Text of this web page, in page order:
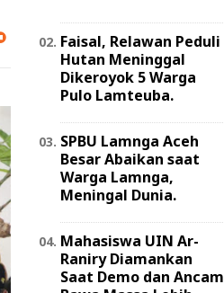
Faisal, Relawan Peduli
Hutan Meninggal
Dikeroyok 5 Warga
Pulo Lamteuba.
SPBU Lamnga Aceh
Besar Abaikan saat
Warga Lamnga,
Meningal Dunia.
Mahasiswa UIN Ar-
Raniry Diamankan
Saat Demo dan Ancam